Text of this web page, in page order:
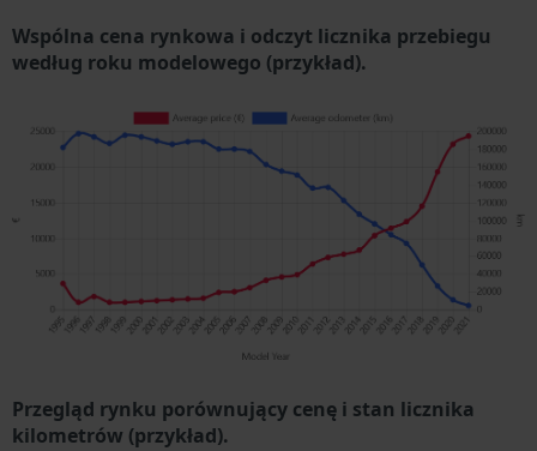
Wspólna cena rynkowa i odczyt licznika przebiegu
według roku modelowego (przykład).
Przegląd rynku porównujący cenę i stan licznika
kilometrów (przykład).